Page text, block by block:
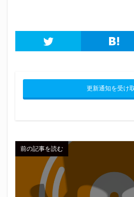
更新通知を受け
前の記事を読む